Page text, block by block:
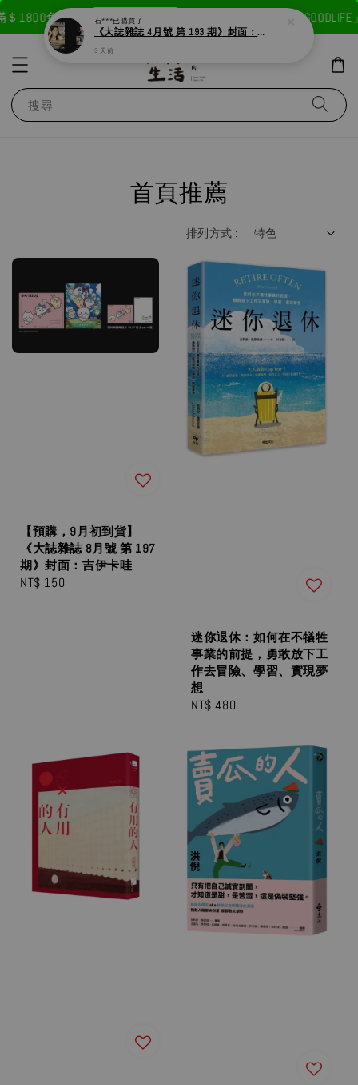
免運費 現在去購物！ 首次註冊輸入折扣碼「GOODLIFE」50
搜尋
首頁推薦
排列方式 :
【預購，9月初到貨】
《大誌雜誌 8月號 第 197
期》封面：吉伊卡哇
Regular
NT$ 150
迷你退休：如何在不犠牲
事業的前提，勇敢放下工
作去冒險、學習、實現夢
想
Regular
NT$ 480
石***已購買了
《大誌雜誌 4月號 第 193 期》封面：Solar 頌樂
3 天前